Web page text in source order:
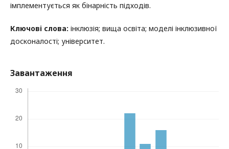
імплементується як бінарність підходів.
Ключові слова: інклюзія; вища освіта; моделі інклюзивної
досконалості; університет.
Завантаження